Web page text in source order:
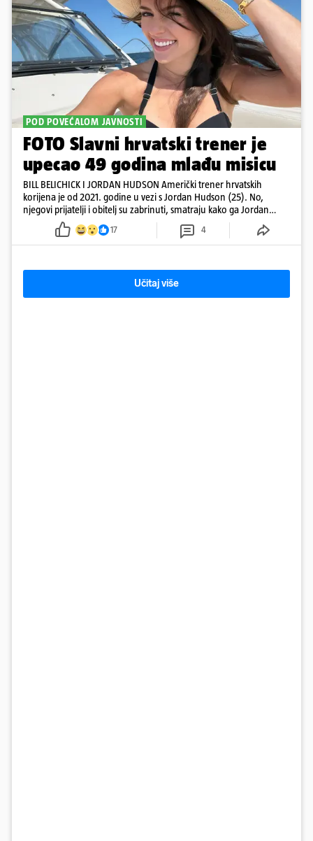
POD POVEĆALOM JAVNOSTI
FOTO Slavni hrvatski trener je
upecao 49 godina mlađu misicu
BILL BELICHICK I JORDAN HUDSON Američki trener hrvatskih
korijena je od 2021. godine u vezi s Jordan Hudson (25). No,
njegovi prijatelji i obitelj su zabrinuti, smatraju kako ga Jordan
kontrolira
17 4
Učitaj više